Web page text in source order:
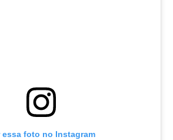
essa foto no Instagram